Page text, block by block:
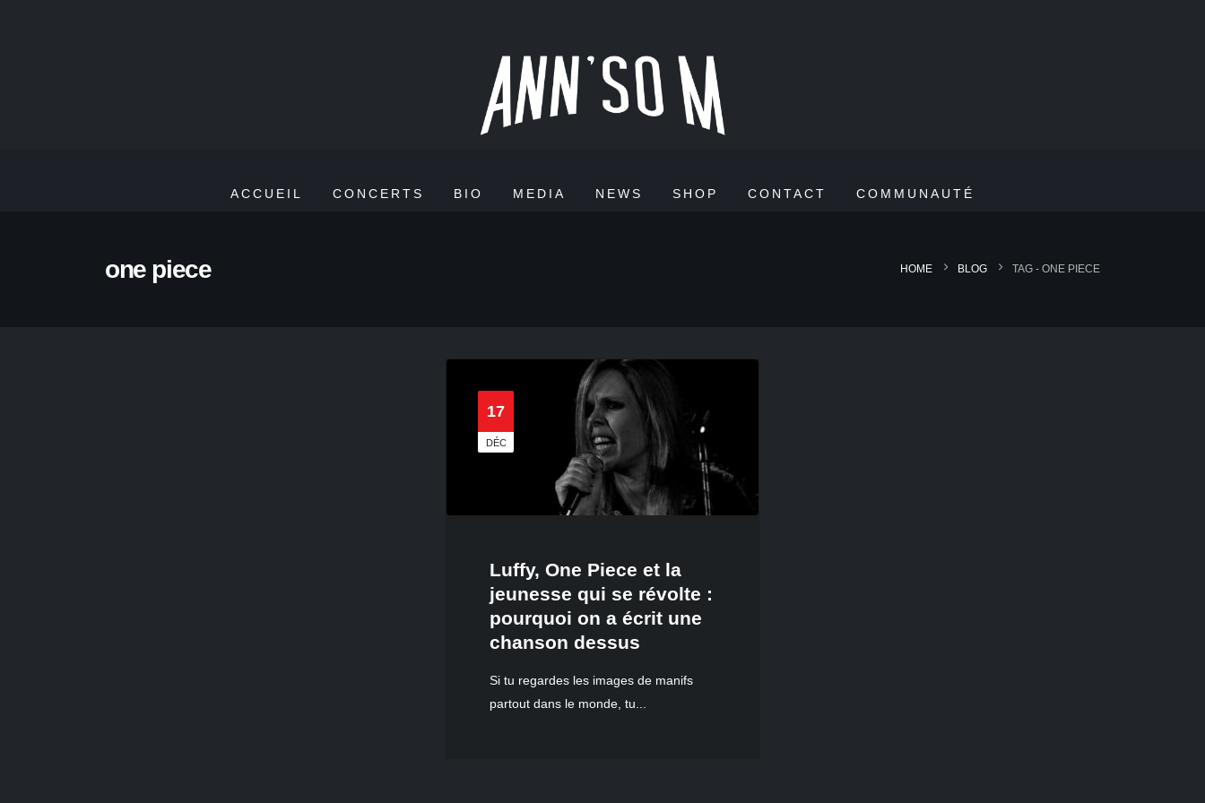
ACCUEIL CONCERTS BIO MEDIA NEWS SHOP CONTACT COMMUNAUTÉ
one piece HOME BLOG TAG - ONE PIECE
17
DÉC
Luffy, One Piece et la
jeunesse qui se révolte :
pourquoi on a écrit une
chanson dessus
Si tu regardes les images de manifs
partout dans le monde, tu...